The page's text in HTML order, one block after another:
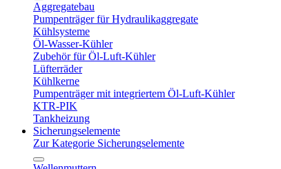
Aggregatebau
Pumpenträger für Hydraulikaggregate
Kühlsysteme
Öl-Wasser-Kühler
Zubehör für Öl-Luft-Kühler
Lüfterräder
Kühlkerne
Pumpenträger mit integriertem Öl-Luft-Kühler
KTR-PIK
Tankheizung
Sicherungselemente
Zur Kategorie Sicherungselemente